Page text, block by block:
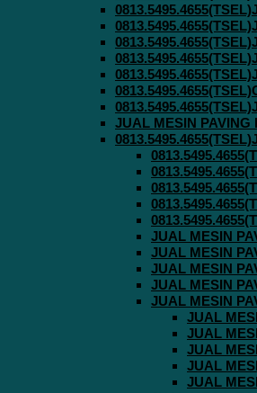
JUAL MESIN PAVING
JUAL MESIN
JUAL MESIN
JUAL MESIN
JUAL MESIN
JUAL MESIN
JUAL
JUAL
JUAL
JUAL
JUAL